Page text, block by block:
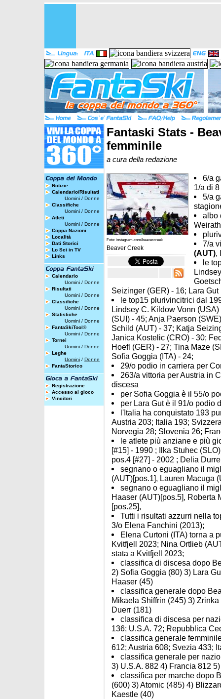
Notizie
Calendario/Risultati
Uomini / Donne
Classifiche
Uomini / Donne
Atleti
Uomini / Donne
Coppa Nazioni
Località
Dati Storici
Lo Sci in TV
Links
Calendario
Uomini / Donne
Risultati
Uomini / Donne
Classifiche
Uomini / Donne
Statistiche
Uomini / Donne
FantaSkiTool®
Uomini / Donne
Tornei
Uomini / Donne
Leghe
Uomini / Donne
FantaStorico
Registrazione
Accesso al gioco
Vincitori
Fantaski Stats -
femminile
a cura della redazione
Foto: instagram.com/beavercreek
Beaver Creek
6/a
1/a di
5/a
albo
7/a
(AUT),
le
Seizinger (GER) - 16; Lara Gut
le top15 plurivincitrici dal
Lindsey C. Kildow Vonn
(SUI) - 45; Anja Paerson
Schild (AUT) - 37; Katja
Janica Kostelic (CRO) - 30;
Hoefl (GER) - 27; Tina Maze
Sofia Goggia (ITA) - 24;
29/o podio in carriera per
263/a vittoria per Austria in
discesa
per Sofia Goggia è il 55/o
per Lara Gut è il 91/o podio
l'Italia ha conquistato 193
Austria 203; Italia 193;
Norvegia 28; Slovenia 26;
le atlete più anziane e più
[#15] - 1990 ; Ilka Stuhec
pos.4 [#27] - 2002 ; Delia
segnano o eguagliano il
(AUT)[pos.1], Lauren Macuga
segnano o eguagliano il
Haaser (AUT)[pos.5], Roberta
[pos.25],
Tutti i risultati azzurri nella
3/o Elena Fanchini (2013);
Elena Curtoni (ITA) torna a
Kvitfjell 2023; Nina Ortlieb
stata a Kvitfjell 2023;
classifica di discesa dopo
2) Sofia Goggia (80) 3) Lara
Haaser (45)
classifica generale dopo
Mikaela Shiffrin (245) 3)
Duerr (181)
classifica di discesa per
136; U.S.A. 72; Repubblica
classifica generale
612; Austria 608; Svezia 433;
classifica generale per
3) U.S.A. 882 4) Francia 812
classifica per marche dopo
(600) 3) Atomic (485) 4)
Kaestle (40)